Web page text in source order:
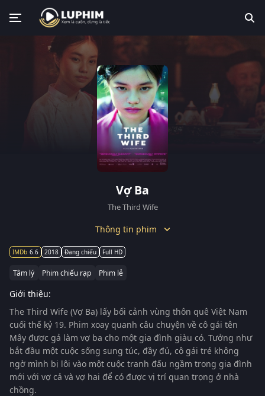
Vợ Ba
The Third Wife
Thông tin phim
6.6 2018 Đang chiếu Full HD
Tâm lý Phim chiếu rạp Phim lẻ
Giới thiệu:
The Third Wife (Vợ Ba) lấy bối cảnh vùng thôn quê Việt Nam
cuối thế kỷ 19. Phim xoay quanh câu chuyện về cô gái tên
Mây được gả làm vợ ba cho một gia đình giàu có. Tưởng như
bắt đầu một cuộc sống sung túc, đầy đủ, cô gái trẻ không
ngờ mình bị lôi vào một cuộc tranh đấu ngầm trong gia đình
mới với vợ cả và vợ hai để có được vị trí quan trọng ở nhà
chồng.